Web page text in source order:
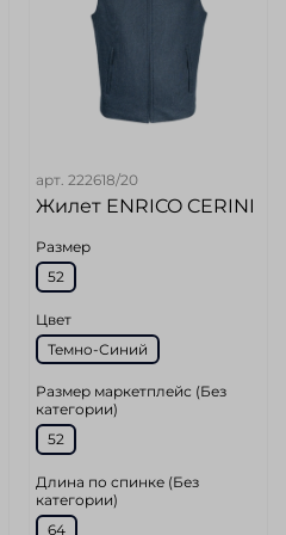
арт. 222618/20
Жилет ENRICO CERINI
Размер
52
Цвет
Темно-Синий
Размер маркетплейс (Без
категории)
52
Длина по спинке (Без
категории)
64